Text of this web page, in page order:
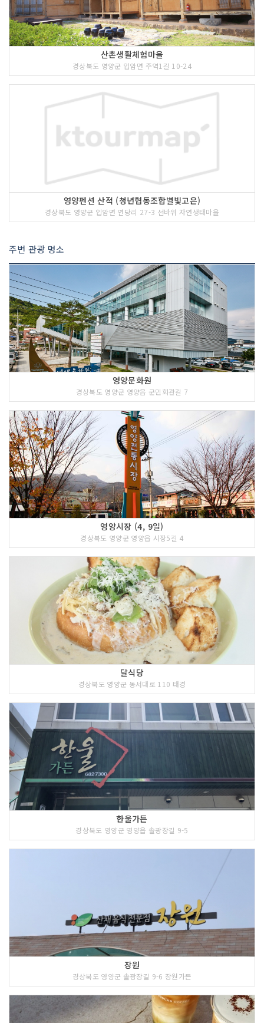
산촌생활체험마을
경상북도 영양군 입암면 주역1길 10-24
영양펜션 산적 (청년협동조합별빛고은)
경상북도 영양군 입암면 연당리 27-3 선바위 자연생태마을
주변 관광 명소
영양문화원
경상북도 영양군 영양읍 군민회관길 7
영양시장 (4, 9일)
경상북도 영양군 영양읍 시장5길 4
달식당
경상북도 영양군 동서대로 110 태경
한울가든
경상북도 영양군 영양읍 솔광장길 9-5
장원
경상북도 영양군 솔광장길 9-6 장원가든